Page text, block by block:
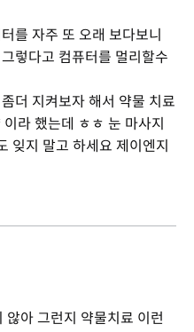
를 자주 또 오래 보다보니
렇다고 컴퓨터를 멀리할수
더 지켜보자 해서 약물 치료
라 했는데 ㅎㅎ 눈 마사지
잊지 말고 하세요 제이엔지
않아 그런지 약물치료 이런